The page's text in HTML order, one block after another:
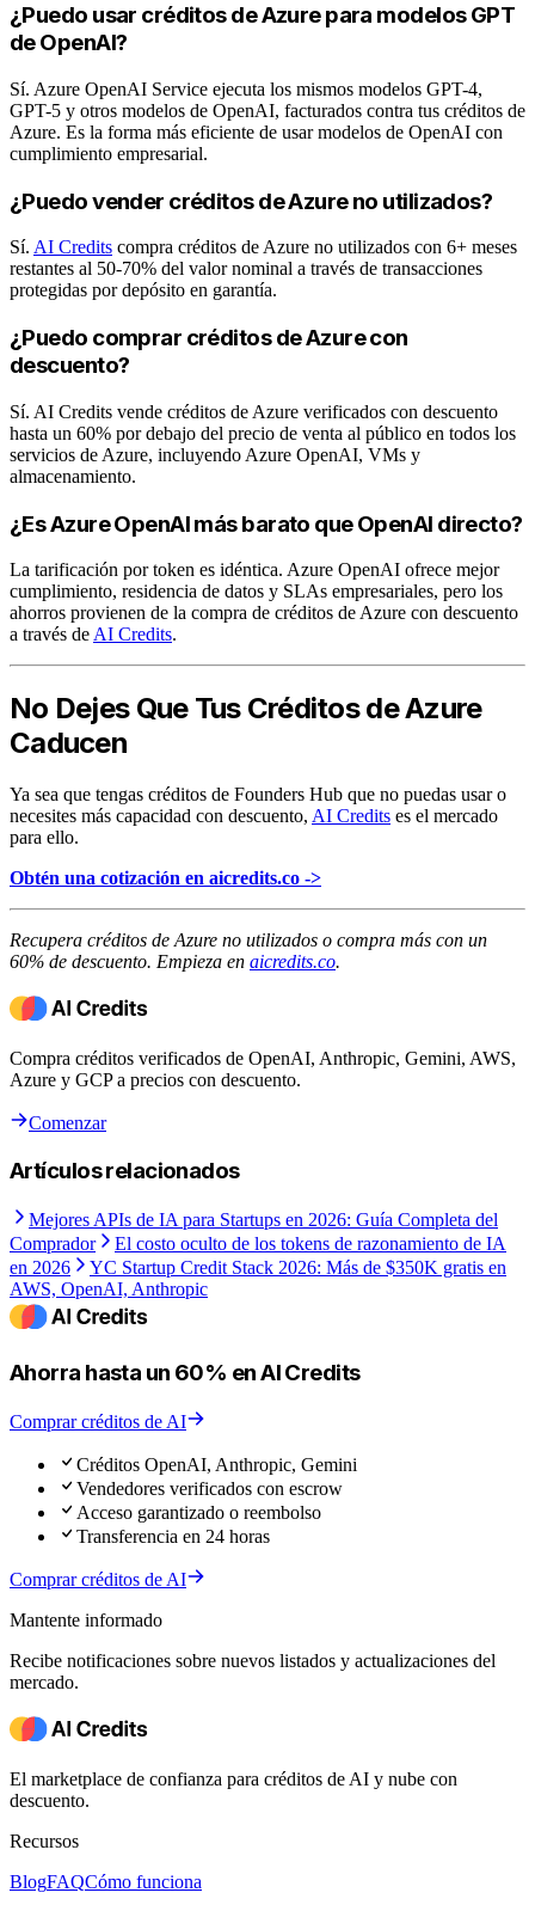
¿Puedo usar créditos de Azure para modelos GPT
de OpenAI?
Sí. Azure OpenAI Service ejecuta los mismos modelos GPT-4,
GPT-5 y otros modelos de OpenAI, facturados contra tus créditos de
Azure. Es la forma más eficiente de usar modelos de OpenAI con
cumplimiento empresarial.
¿Puedo vender créditos de Azure no utilizados?
Sí. AI Credits compra créditos de Azure no utilizados con 6+ meses
restantes al 50-70% del valor nominal a través de transacciones
protegidas por depósito en garantía.
¿Puedo comprar créditos de Azure con
descuento?
Sí. AI Credits vende créditos de Azure verificados con descuento
hasta un 60% por debajo del precio de venta al público en todos los
servicios de Azure, incluyendo Azure OpenAI, VMs y
almacenamiento.
¿Es Azure OpenAI más barato que OpenAI directo?
La tarificación por token es idéntica. Azure OpenAI ofrece mejor
cumplimiento, residencia de datos y SLAs empresariales, pero los
ahorros provienen de la compra de créditos de Azure con descuento
a través de AI Credits.
No Dejes Que Tus Créditos de Azure
Caducen
Ya sea que tengas créditos de Founders Hub que no puedas usar o
necesites más capacidad con descuento, AI Credits es el mercado
para ello.
Obtén una cotización en aicredits.co ->
Recupera créditos de Azure no utilizados o compra más con un
60% de descuento. Empieza en aicredits.co.
Compra créditos verificados de OpenAI, Anthropic, Gemini, AWS,
Azure y GCP a precios con descuento.
Comenzar
Artículos relacionados
Mejores APIs de IA para Startups en 2026: Guía Completa del
Comprador
El costo oculto de los tokens de razonamiento de IA
en 2026
YC Startup Credit Stack 2026: Más de $350K gratis en
AWS, OpenAI, Anthropic
Ahorra hasta un 60% en AI Credits
Comprar créditos de AI
Créditos OpenAI, Anthropic, Gemini
Vendedores verificados con escrow
Acceso garantizado o reembolso
Transferencia en 24 horas
Comprar créditos de AI
Mantente informado
Recibe notificaciones sobre nuevos listados y actualizaciones del
mercado.
El marketplace de confianza para créditos de AI y nube con
descuento.
Recursos
BlogFAQCómo funciona